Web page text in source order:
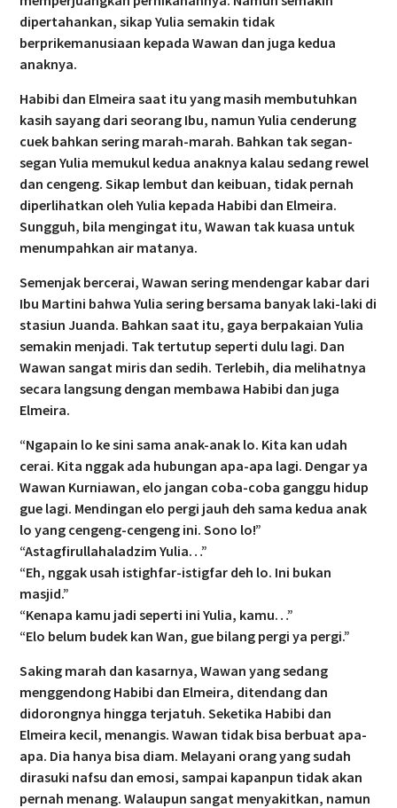
dipertahankan, sikap Yulia semakin tidak
berprikemanusiaan kepada Wawan dan juga kedua
anaknya.
Habibi dan Elmeira saat itu yang masih membutuhkan
kasih sayang dari seorang Ibu, namun Yulia cenderung
cuek bahkan sering marah-marah. Bahkan tak segan-
segan Yulia memukul kedua anaknya kalau sedang rewel
dan cengeng. Sikap lembut dan keibuan, tidak pernah
diperlihatkan oleh Yulia kepada Habibi dan Elmeira.
Sungguh, bila mengingat itu, Wawan tak kuasa untuk
menumpahkan air matanya.
Semenjak bercerai, Wawan sering mendengar kabar dari
Ibu Martini bahwa Yulia sering bersama banyak laki-laki di
stasiun Juanda. Bahkan saat itu, gaya berpakaian Yulia
semakin menjadi. Tak tertutup seperti dulu lagi. Dan
Wawan sangat miris dan sedih. Terlebih, dia melihatnya
secara langsung dengan membawa Habibi dan juga
Elmeira.
“Ngapain lo ke sini sama anak-anak lo. Kita kan udah
cerai. Kita nggak ada hubungan apa-apa lagi. Dengar ya
Wawan Kurniawan, elo jangan coba-coba ganggu hidup
gue lagi. Mendingan elo pergi jauh deh sama kedua anak
lo yang cengeng-cengeng ini. Sono lo!”
“Astagfirullahaladzim Yulia…”
“Eh, nggak usah istighfar-istigfar deh lo. Ini bukan
masjid.”
“Kenapa kamu jadi seperti ini Yulia, kamu…”
“Elo belum budek kan Wan, gue bilang pergi ya pergi.”
Saking marah dan kasarnya, Wawan yang sedang
menggendong Habibi dan Elmeira, ditendang dan
didorongnya hingga terjatuh. Seketika Habibi dan
Elmeira kecil, menangis. Wawan tidak bisa berbuat apa-
apa. Dia hanya bisa diam. Melayani orang yang sudah
dirasuki nafsu dan emosi, sampai kapanpun tidak akan
pernah menang. Walaupun sangat menyakitkan, namun